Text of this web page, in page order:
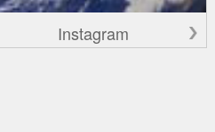
Instagram